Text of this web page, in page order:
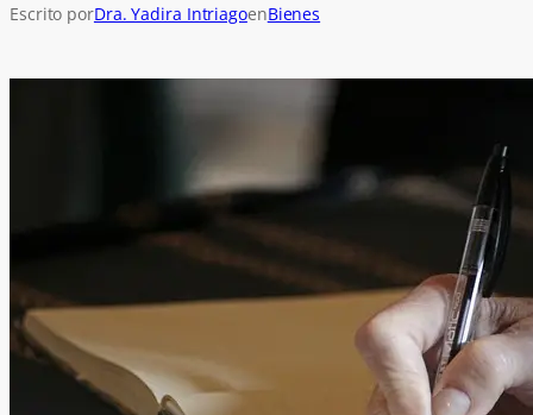
Escrito porDra. Yadira IntriagoenBienes